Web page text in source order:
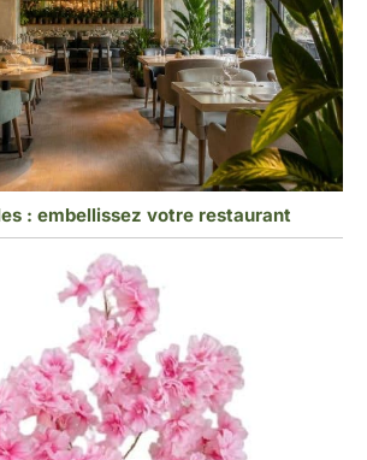
: embellissez votre restaurant